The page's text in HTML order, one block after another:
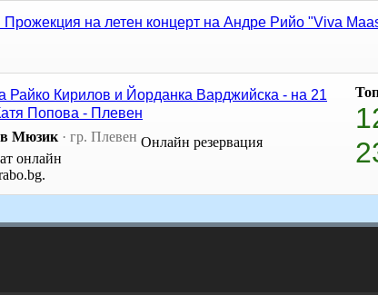
на летен концерт на Андре Рийо "Viva
Райко Кирилов и Йорданка Варджийска - на 21
Попова - Плевен
Мюзик · гр. Плевен Онлайн резервация
онлайн